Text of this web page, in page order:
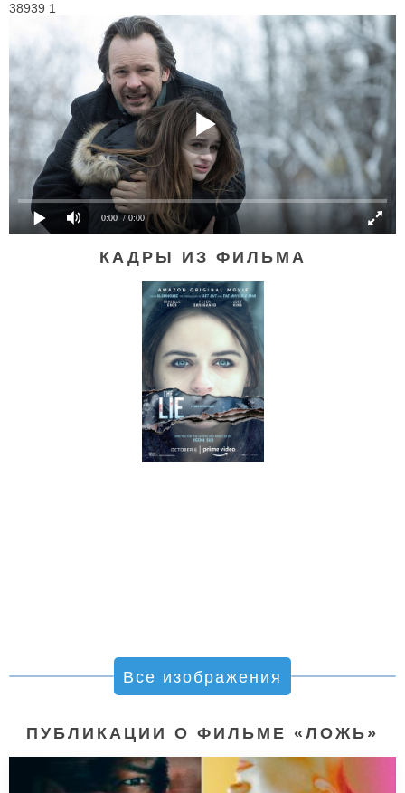
38939 1
0:00 / 0:00
КАДРЫ ИЗ ФИЛЬМА
Все изображения
ПУБЛИКАЦИИ О ФИЛЬМЕ «ЛОЖЬ»